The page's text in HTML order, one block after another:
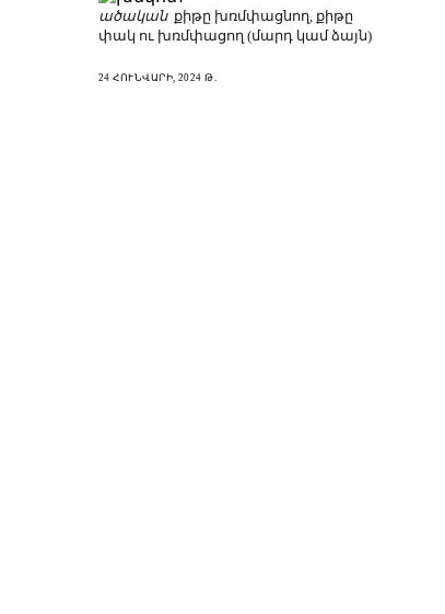
ածական քիթը խռմփացնող, քիթը
փակ ու խռմփացող (մարդ կամ ձայն)
24 ՀՈՒՆՎԱՐԻ, 2024 Թ.